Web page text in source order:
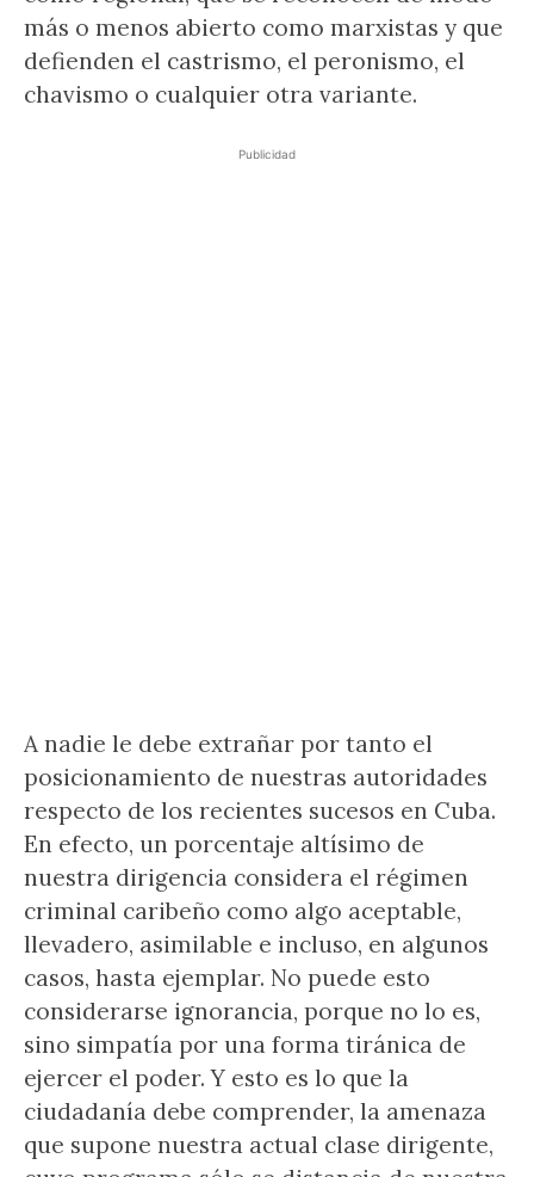
más o menos abierto como marxistas y que
defienden el castrismo, el peronismo, el
chavismo o cualquier otra variante.
Publicidad
A nadie le debe extrañar por tanto el
posicionamiento de nuestras autoridades
respecto de los recientes sucesos en Cuba.
En efecto, un porcentaje altísimo de
nuestra dirigencia considera el régimen
criminal caribeño como algo aceptable,
llevadero, asimilable e incluso, en algunos
casos, hasta ejemplar. No puede esto
considerarse ignorancia, porque no lo es,
sino simpatía por una forma tiránica de
ejercer el poder. Y esto es lo que la
ciudadanía debe comprender, la amenaza
que supone nuestra actual clase dirigente,